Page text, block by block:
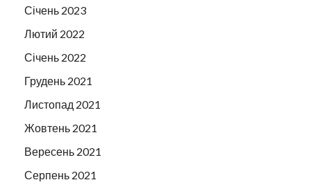
Січень 2023
Лютий 2022
Січень 2022
Грудень 2021
Листопад 2021
Жовтень 2021
Вересень 2021
Серпень 2021